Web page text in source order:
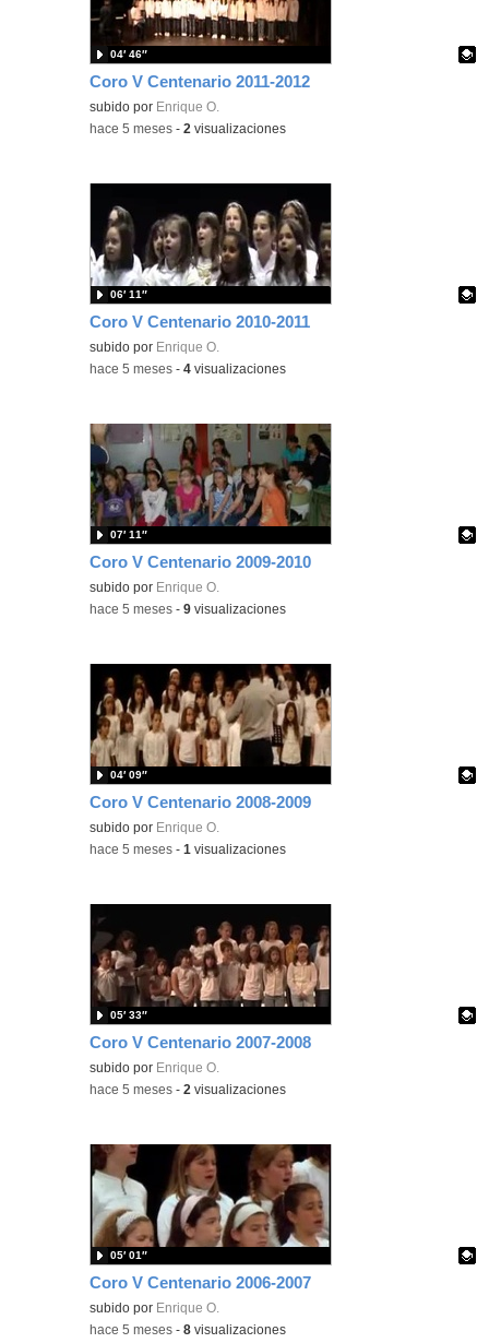
Coro V Centenario 2011-2012
Contenido educativo.
subido por Enrique O.
04′ 46″
-hace 5 meses -2 visualizaciones
Coro V Centenario 2010-2011
Contenido educativo.
subido por Enrique O.
06′ 11″
-hace 5 meses -4 visualizaciones
Coro V Centenario 2009-2010
Contenido educativo.
subido por Enrique O.
07′ 11″
-hace 5 meses -9 visualizaciones
Coro V Centenario 2008-2009
Contenido educativo.
subido por Enrique O.
04′ 09″
-hace 5 meses -1 visualizaciones
Coro V Centenario 2007-2008
Contenido educativo.
subido por Enrique O.
05′ 33″
-hace 5 meses -2 visualizaciones
Coro V Centenario 2006-2007
Contenido educativo.
subido por Enrique O.
05′ 01″
-hace 5 meses -8 visualizaciones